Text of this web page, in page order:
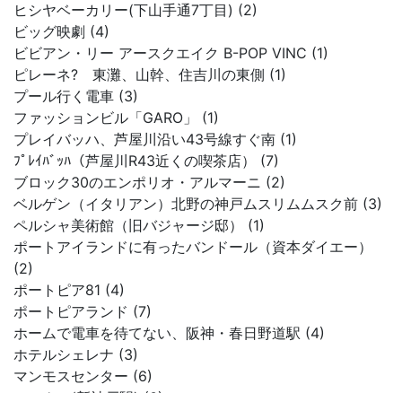
ヒシヤベーカリー(下山手通7丁目) (2)
ビッグ映劇 (4)
ビビアン・リー アースクエイク B-POP VINC (1)
ピレーネ? 東灘、山幹、住吉川の東側 (1)
プール行く電車 (3)
ファッションビル「GARO」 (1)
プレイバッハ、芦屋川沿い43号線すぐ南 (1)
ﾌﾟﾚｲﾊﾞｯﾊ（芦屋川R43近くの喫茶店） (7)
ブロック30のエンポリオ・アルマーニ (2)
ベルゲン（イタリアン）北野の神戸ムスリムムスク前 (3)
ペルシャ美術館（旧バジャージ邸） (1)
ポートアイランドに有ったバンドール（資本ダイエー）
(2)
ポートピア81 (4)
ポートピアランド (7)
ホームで電車を待てない、阪神・春日野道駅 (4)
ホテルシェレナ (3)
マンモスセンター (6)